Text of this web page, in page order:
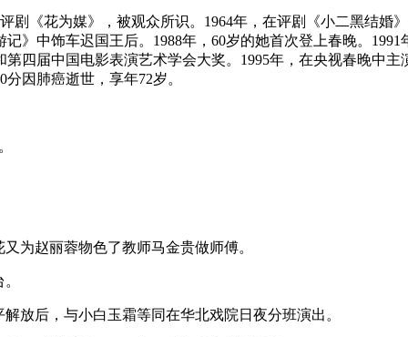
剧《花为媒》，被观众所识。1964年，在评剧《小二黑结
》中饰车迟国王后。1988年，60岁的她首次登上春晚。
四届中国电影表演艺术学会大奖。1995年，在央视春晚中
因肺癌逝世，享年72岁。
为赵丽蓉物色了教师马金贵做师傅。
放后，与小白玉霜等同在华北戏院日夜分班演出。